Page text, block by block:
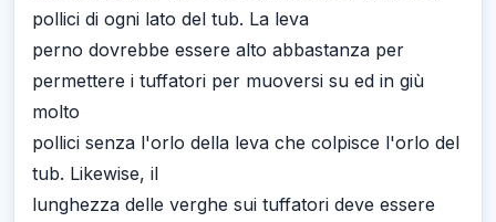
pollici di ogni lato del tub. La leva
perno dovrebbe essere alto abbastanza per
permettere i tuffatori per muoversi su ed in giù
molto
pollici senza l'orlo della leva che colpisce l'orlo del
tub. Likewise, il
lunghezza delle verghe sui tuffatori deve essere